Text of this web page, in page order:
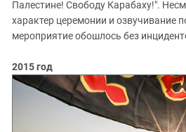
Палестине! Свободу Карабаху!".
характер церемонии и озвучивание
мероприятие обошлось без
2015 год